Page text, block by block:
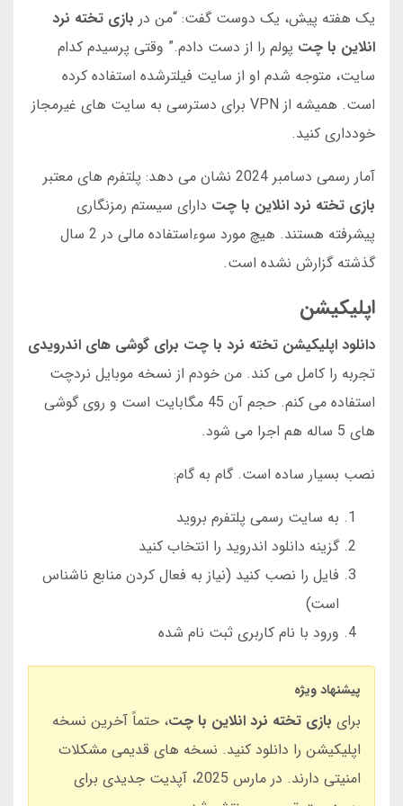
یک هفته پیش، یک دوست گفت: “من در بازی تخته نرد
انلاین با چت پولم را از دست دادم.” وقتی پرسیدم کدام
سایت، متوجه شدم او از سایت فیلترشده استفاده کرده
است. همیشه از VPN برای دسترسی به سایت های غیرمجاز
خودداری کنید.
آمار رسمی دسامبر 2024 نشان می دهد: پلتفرم های معتبر
بازی تخته نرد انلاین با چت دارای سیستم رمزنگاری
پیشرفته هستند. هیچ مورد سوءاستفاده مالی در 2 سال
گذشته گزارش نشده است.
اپلیکیشن
دانلود اپلیکیشن تخته نرد با چت برای گوشی های اندرویدی
تجربه را کامل می کند. من خودم از نسخه موبایل نردچت
استفاده می کنم. حجم آن 45 مگابایت است و روی گوشی
های 5 ساله هم اجرا می شود.
نصب بسیار ساده است. گام به گام:
به سایت رسمی پلتفرم بروید
گزینه دانلود اندروید را انتخاب کنید
فایل را نصب کنید (نیاز به فعال کردن منابع ناشناس
است)
ورود با نام کاربری ثبت نام شده
پیشنهاد ویژه
برای بازی تخته نرد انلاین با چت، حتماً آخرین نسخه
اپلیکیشن را دانلود کنید. نسخه های قدیمی مشکلات
امنیتی دارند. در مارس 2025، آپدیت جدیدی برای